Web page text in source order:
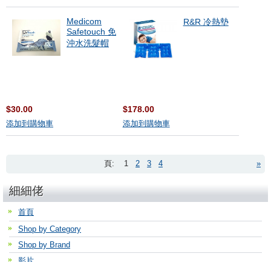
Medicom
Safetouch 免
沖水洗髮帽
$30.00
添加到購物車
R&R 冷熱墊
$178.00
添加到購物車
»
頁: 1 2 3 4
細細佬
首頁
Shop by Category
Shop by Brand